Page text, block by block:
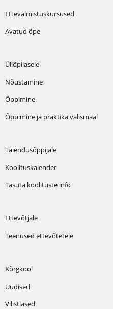
Ettevalmistuskursused
Avatud õpe
Üliõpilasele
Nõustamine
Õppimine
Õppimine ja praktika välismaal
Täiendusõppijale
Koolituskalender
Tasuta koolituste info
Ettevõtjale
Teenused ettevõtetele
Kõrgkool
Uudised
Vilistlased